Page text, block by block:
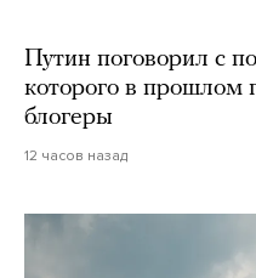
Путин поговорил с
которого в прошлом
блогеры
12 часов назад